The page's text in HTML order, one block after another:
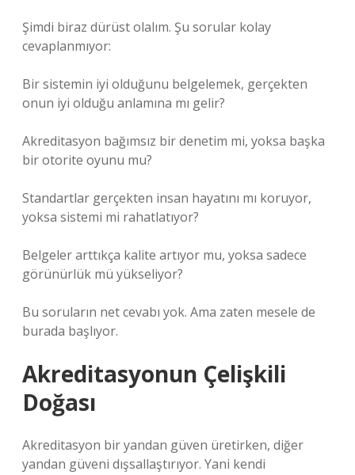
Şimdi biraz dürüst olalım. Şu sorular kolay
cevaplanmıyor:
Bir sistemin iyi olduğunu belgelemek, gerçekten
onun iyi olduğu anlamına mı gelir?
Akreditasyon bağımsız bir denetim mi, yoksa başka
bir otorite oyunu mu?
Standartlar gerçekten insan hayatını mı koruyor,
yoksa sistemi mi rahatlatıyor?
Belgeler arttıkça kalite artıyor mu, yoksa sadece
görünürlük mü yükseliyor?
Bu soruların net cevabı yok. Ama zaten mesele de
burada başlıyor.
Akreditasyonun Çelişkili
Doğası
Akreditasyon bir yandan güven üretirken, diğer
yandan güveni dışsallaştırıyor. Yani kendi